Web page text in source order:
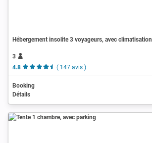
Hébergement insolite 3 voyageurs, avec climatisation
3
4.8
( 147 avis )
Booking
Détails